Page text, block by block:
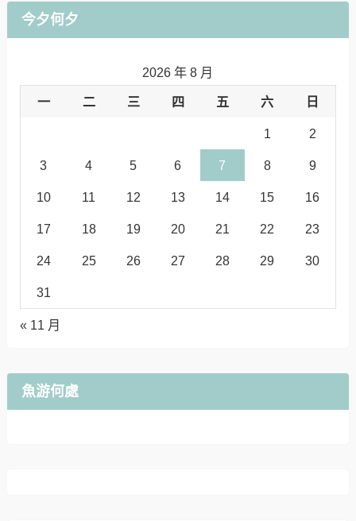
今夕何夕
2026 年 8 月
一 二 三 四 五 六 日
1 2
3 4 5 6 7 8 9
10 11 12 13 14 15 16
17 18 19 20 21 22 23
24 25 26 27 28 29 30
31
« 11 月
魚游何處